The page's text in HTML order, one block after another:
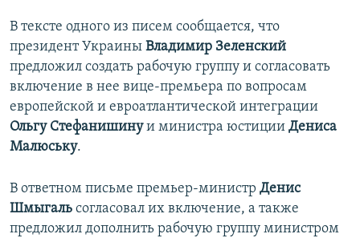
В тексте одного из писем сообщается, что
президент Украины Владимир Зеленский
предложил создать рабочую группу и согласовать
включение в нее вице-премьера по вопросам
европейской и евроатлантической интеграции
Ольгу Стефанишинуи министра юстиции Дениса
Малюську.
В ответном письме премьер-министр Денис
Шмыгаль согласовал их включение, а также
предложил дополнить рабочую группу министром